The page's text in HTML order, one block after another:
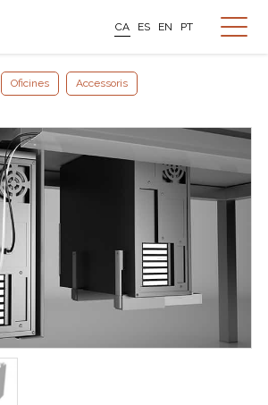
CA ES EN PT
Oficines Accessoris